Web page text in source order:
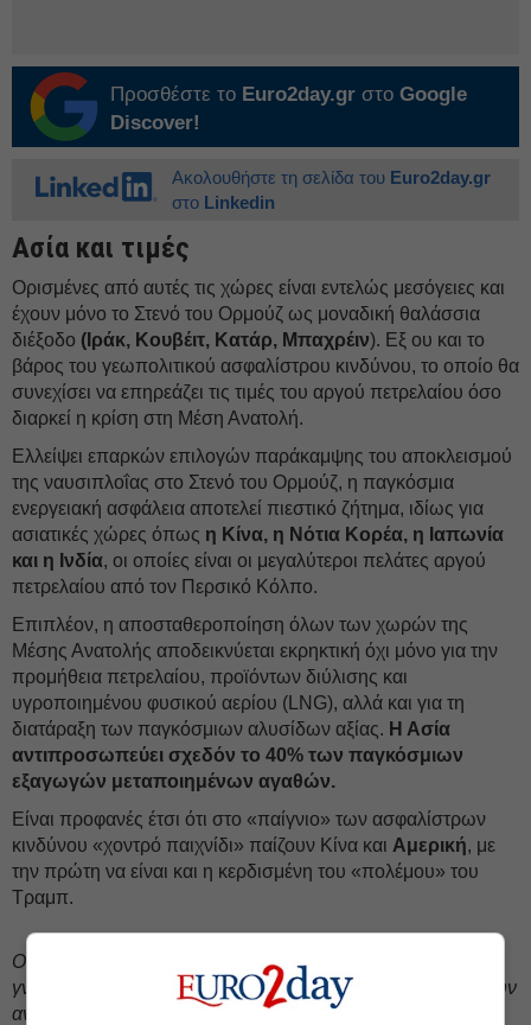
Προσθέστε το Euro2day.gr στο Google
Discover!
Ακολουθήστε τη σελίδα του Euro2day.gr
στο Linkedin
Ασία και τιμές
Ορισμένες από αυτές τις χώρες είναι εντελώς μεσόγειες και
έχουν μόνο το Στενό του Ορμούζ ως μοναδική θαλάσσια
διέξοδο (Ιράκ, Κουβέιτ, Κατάρ, Μπαχρέιν). Εξ ου και το
βάρος του γεωπολιτικού ασφαλίστρου κινδύνου, το οποίο θα
συνεχίσει να επηρεάζει τις τιμές του αργού πετρελαίου όσο
διαρκεί η κρίση στη Μέση Ανατολή.
Ελλείψει επαρκών επιλογών παράκαμψης του αποκλεισμού
της ναυσιπλοΐας στο Στενό του Ορμούζ, η παγκόσμια
ενεργειακή ασφάλεια αποτελεί πιεστικό ζήτημα, ιδίως για
ασιατικές χώρες όπως η Κίνα, η Νότια Κορέα, η Ιαπωνία
και η Ινδία, οι οποίες είναι οι μεγαλύτεροι πελάτες αργού
πετρελαίου από τον Περσικό Κόλπο.
Επιπλέον, η αποσταθεροποίηση όλων των χωρών της
Μέσης Ανατολής αποδεικνύεται εκρηκτική όχι μόνο για την
προμήθεια πετρελαίου, προϊόντων διύλισης και
υγροποιημένου φυσικού αερίου (LNG), αλλά και για τη
διατάραξη των παγκόσμιων αλυσίδων αξίας. Η Ασία
αντιπροσωπεύει σχεδόν το 40% των παγκόσμιων
εξαγωγών μεταποιημένων αγαθών.
Είναι προφανές έτσι ότι στο «παίγνιο» των ασφαλίστρων
κινδύνου «χοντρό παιχνίδι» παίζουν Κίνα και Αμερική, με
την πρώτη να είναι και η κερδισμένη του «πολέμου» του
Τραμπ.
Oι απόψεις που διατυπώνονται σε ενυπόγραφο άρθρο
γνώμης ανήκουν στον συγγραφέα και δεν αντιπροσωπεύουν
αναγκαστικά, μερικώς ή στο σύνολο, απόψεις του